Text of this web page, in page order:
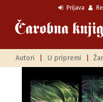
Prijava
Autori U pripremi